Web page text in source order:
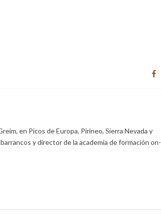
en Picos de Europa, Pirineo, Sierra Nevada y
y director de la academia de formación on-